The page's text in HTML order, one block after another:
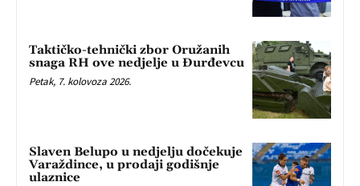
Taktičko-tehnički zbor Oružanih
snaga RH ove nedjelje u Đurđevcu
Petak, 7. kolovoza 2026.
Slaven Belupo u nedjelju dočekuje
Varaždince, u prodaji godišnje
ulaznice